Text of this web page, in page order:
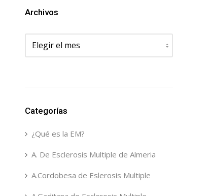
Archivos
Archivos
Categorías
¿Qué es la EM?
A. De Esclerosis Multiple de Almeria
A.Cordobesa de Eslerosis Multiple